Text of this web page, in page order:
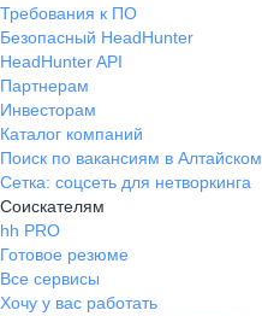
Требования к ПО
Безопасный HeadHunter
HeadHunter API
Партнерам
Инвесторам
Каталог компаний
Поиск по вакансиям в Алтайском
Сетка: соцсеть для нетворкинга
Соискателям
hh PRO
Готовое резюме
Все сервисы
Хочу у вас работать